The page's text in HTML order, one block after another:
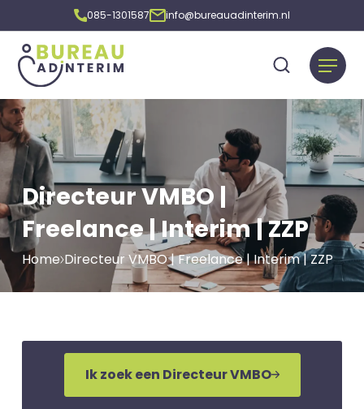
085-1301587 info@bureauadinterim.nl
Directeur VMBO |
Freelance | Interim | ZZP
Home Directeur VMBO | Freelance | Interim | ZZP
Ik zoek een Directeur VMBO